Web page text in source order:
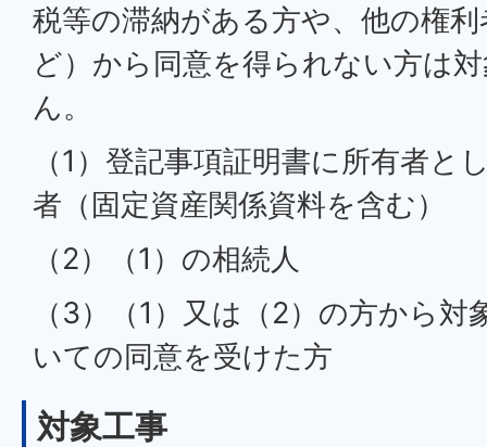
税等の滞納がある方や、他の権
ど）から同意を得られない方は
ん。
（1）登記事項証明書に所有者と
者（固定資産関係資料を含む）
（2）（1）の相続人
（3）（1）又は（2）の方から
いての同意を受けた方
対象工事